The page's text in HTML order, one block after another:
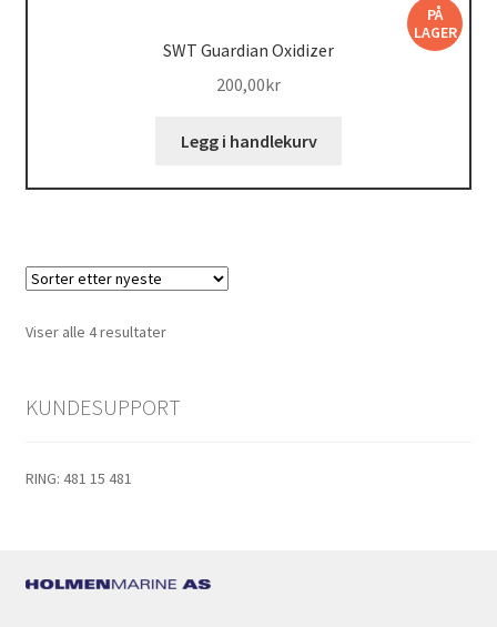
PÅ
LAGER
SWT Guardian Oxidizer
200,00kr
Legg i handlekurv
Viser alle 4 resultaterSortert
KUNDESUPPORT
RING: 481 15 481